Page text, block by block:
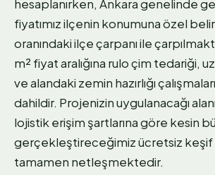
hesaplanırken, Ankara genelinde
fiyatımız ilçenin konumuna özel
oranındaki ilçe çarpanı ile
m² fiyat aralığına rulo çim tedariği,
ve alandaki zemin hazırlığı
dahildir. Projenizin uygulanacağı
lojistik erişim şartlarına göre kesin
gerçekleştireceğimiz ücretsiz keşif
tamamen netleşmektedir.